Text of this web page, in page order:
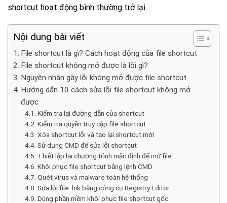
shortcut hoạt động bình thường trở lại.
Nội dung bài viết
File shortcut là gì? Cách hoạt động của file shortcut
File shortcut không mở được là lỗi gì?
Nguyên nhân gây lỗi không mở được file shortcut
Hướng dẫn 10 cách sửa lỗi file shortcut không mở
được
Kiểm tra lại đường dẫn của shortcut
Kiểm tra quyền truy cập file shortcut
Xóa shortcut lỗi và tạo lại shortcut mới
Sử dụng CMD để sửa lỗi shortcut
Thiết lập lại chương trình mặc định để mở file
Khôi phục file shortcut bằng lệnh CMD
Quét virus và malware toàn hệ thống
Sửa lỗi file .lnk bằng công cụ Registry Editor
Dùng phần mềm khôi phục file shortcut gốc